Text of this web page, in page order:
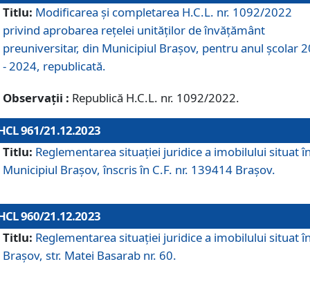
Titlu: Modificarea și completarea H.C.L. nr. 1092/2022
privind aprobarea rețelei unităților de învăţământ
preuniversitar, din Municipiul Braşov, pentru anul școlar
- 2024, republicată.
Observații : Republică H.C.L. nr. 1092/2022.
961/21.12.2023
Titlu: Reglementarea situației juridice a imobilului situat
Municipiul Brașov, înscris în C.F. nr. 139414 Brașov.
960/21.12.2023
Titlu: Reglementarea situației juridice a imobilului situat
Brașov, str. Matei Basarab nr. 60.